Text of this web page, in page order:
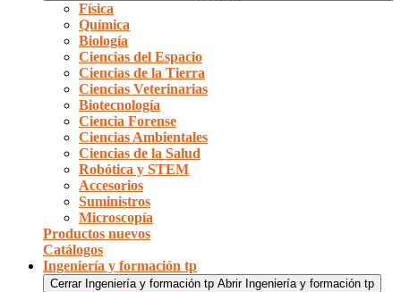
Física
Química
Biología
Ciencias del Espacio
Ciencias de la Tierra
Ciencias Veterinarias
Biotecnología
Ciencia Forense
Ciencias Ambientales
Ciencias de la Salud
Robótica y STEM
Accesorios
Suministros
Microscopía
Productos nuevos
Catálogos
Ingeniería y formación tp
Cerrar Ingeniería y formación tp Abrir Ingeniería y formación tp